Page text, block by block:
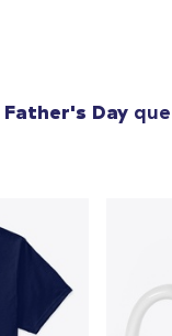
Father's Day